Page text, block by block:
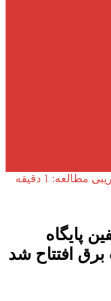
مطالعه: 1 دقیقه
پایگاه
افتتاح شد